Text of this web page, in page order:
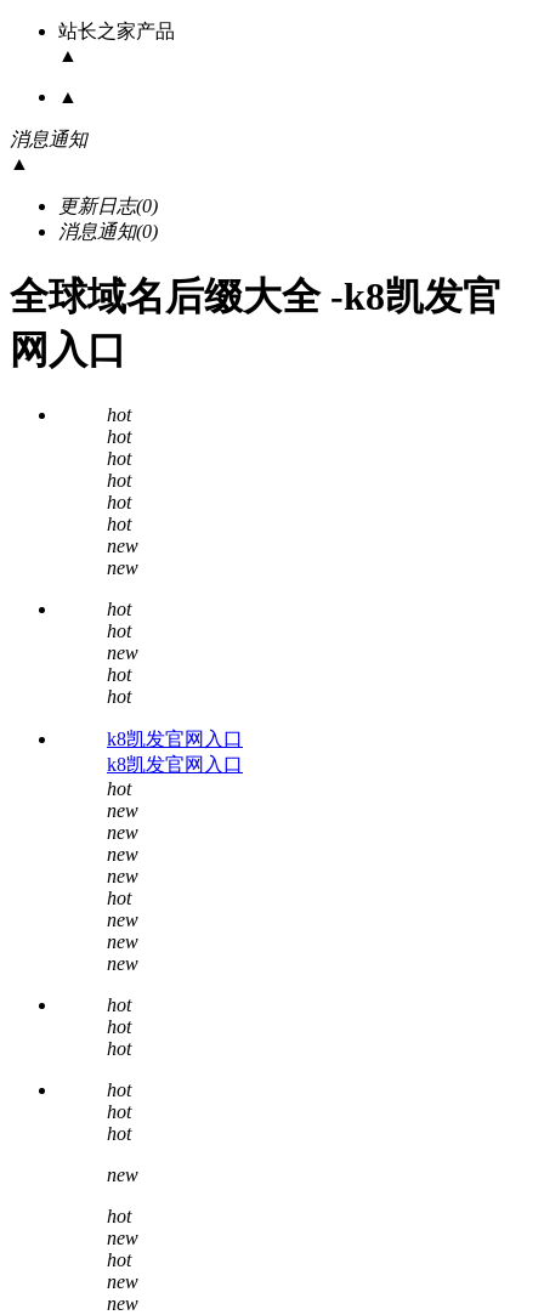
站长之家产品
▲
▲
消息通知
▲
更新日志(0)
消息通知(0)
全球域名后缀大全 -k8凯发官
网入口
hot
hot
hot
hot
hot
hot
new
new
hot
hot
new
hot
hot
k8凯发官网入口
k8凯发官网入口
hot
new
new
new
new
hot
new
new
new
hot
hot
hot
hot
hot
hot
new
hot
new
hot
new
new